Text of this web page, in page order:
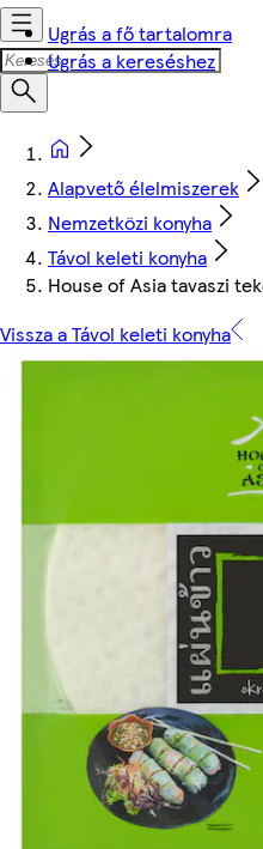
Ugrás a fő tartalomra
Ugrás a kereséshez
Alapvető élelmiszerek
Nemzetközi konyha
Távol keleti konyha
House of Asia tavaszi
Vissza a Távol keleti konyha